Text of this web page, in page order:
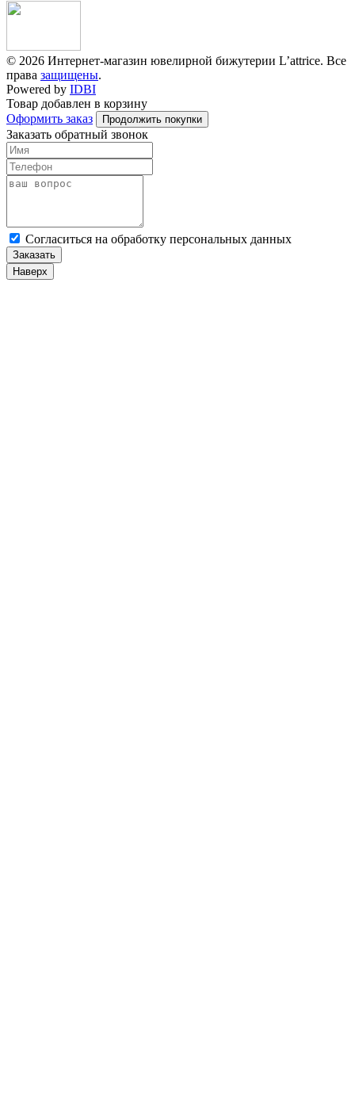
© 2026 Интернет-магазин ювелирной бижутерии L’attrice. Все
права защищены.
Powered by IDBI
Товар добавлен в корзину
Оформить заказ
Продолжить покупки
Заказать обратный звонок
Cогласиться на обработку персональных данных
Заказать
Наверх